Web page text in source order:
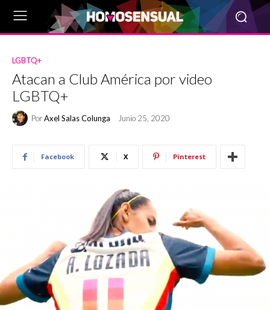
LGBTQ+
Atacan a Club América por video
LGBTQ+
PorAxel Salas Colunga Junio 25, 2020
Facebook X Pinterest